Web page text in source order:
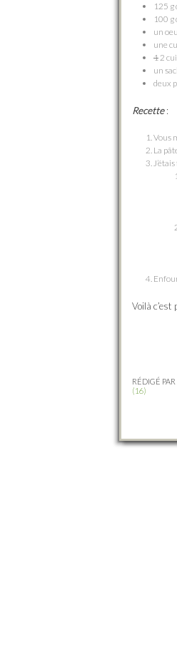
125 g
100 g
un
une
12
un
deux
Recette:
Vous
La
Voilà
RÉDIGÉ PAR
(16)